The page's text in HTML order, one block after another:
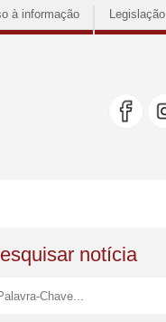
à informação Legislação
notícia